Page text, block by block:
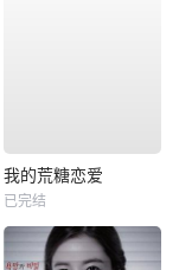
我的荒糖恋爱
已完结